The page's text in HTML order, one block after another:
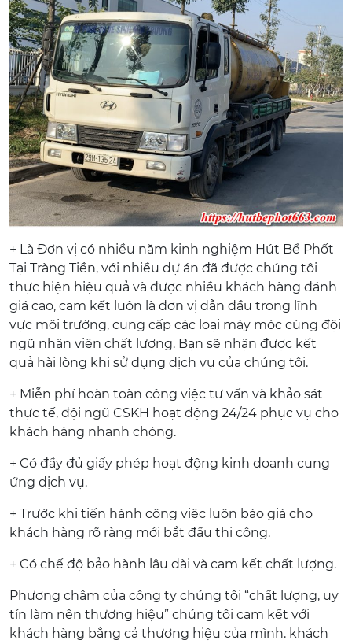
+ Là Đơn vị có nhiều năm kinh nghiệm Hút Bể Phốt
Tại Tràng Tiền, với nhiều dự án đã được chúng tôi
thực hiện hiệu quả và được nhiều khách hàng đánh
giá cao, cam kết luôn là đơn vị dẫn đầu trong lĩnh
vực môi trường, cung cấp các loại máy móc cùng đội
ngũ nhân viên chất lượng. Bạn sẽ nhận được kết
quả hài lòng khi sử dụng dịch vụ của chúng tôi.
+ Miễn phí hoàn toàn công việc tư vấn và khảo sát
thực tế, đội ngũ CSKH hoạt động 24/24 phục vụ cho
khách hàng nhanh chóng.
+ Có đầy đủ giấy phép hoạt động kinh doanh cung
ứng dịch vụ.
+ Trước khi tiến hành công việc luôn báo giá cho
khách hàng rõ ràng mới bắt đầu thi công.
+ Có chế độ bảo hành lâu dài và cam kết chất lượng.
Phương châm của công ty chúng tôi “chất lượng, uy
tín làm nên thương hiệu” chúng tôi cam kết với
khách hàng bằng cả thương hiệu của mình. khách